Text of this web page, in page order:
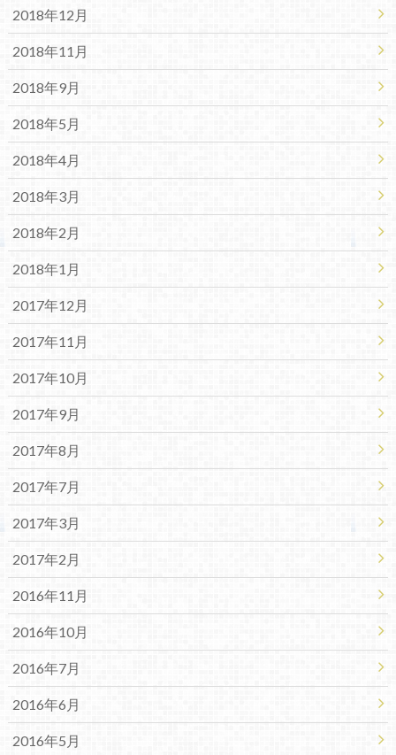
2018年12月
2018年11月
2018年9月
2018年5月
2018年4月
2018年3月
2018年2月
2018年1月
2017年12月
2017年11月
2017年10月
2017年9月
2017年8月
2017年7月
2017年3月
2017年2月
2016年11月
2016年10月
2016年7月
2016年6月
2016年5月